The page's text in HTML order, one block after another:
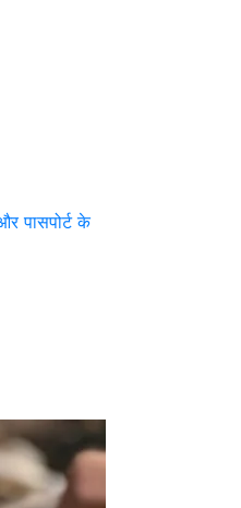
पासपोर्ट के